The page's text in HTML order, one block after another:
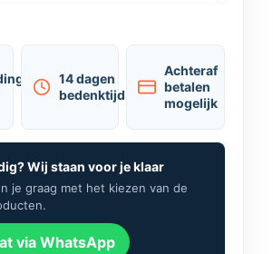
14 dagen
bedenktijd
Achteraf
betalen
mogelijk
Wij staan voor je klaar
je graag met het kiezen van de
via WhatsApp